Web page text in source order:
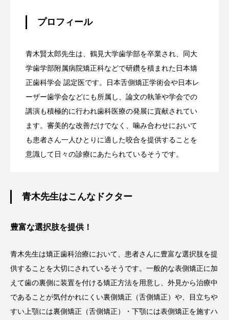
プロフィール
青木賢太郎先生は、鶴見大学歯学部を卒業され、同大
学歯学部附属病院矯正科などで研鑽を積まれた日本矯
正歯科学会 認定医です。日本舌側矯正学術会や日本レ
ーザー歯学会などにも所属し、論文の執筆や学会での
講演も積極的に行われ歯科医療の発展に貢献されてい
ます。審美的な改善だけでなく、噛み合わせにおいて
も患者さん一人ひとりに適した咬合を提供することを
意識して日々の診療にあたられているそうです。
青木先生はこんなドクター
豊富な選択肢を提供！
青木先生は矯正歯科治療において、患者さんに豊富な選択肢を提
供することを大切にされているそうです。一般的な表側矯正に加
えて歯の裏側に装置を付ける矯正方法を用意し、外見から治療中
であることが気付かれにくい裏側矯正（舌側矯正）や、目立ちや
すい上顎には裏側矯正（舌側矯正）・下顎には表側矯正を施すハ